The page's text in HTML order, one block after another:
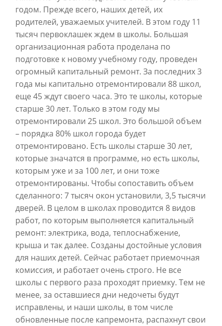
годом. Прежде всего, наших детей, их
родителей, уважаемых учителей. В этом году 11
тысяч первоклашек ждем в школы. Большая
организационная работа проделана по
подготовке к новому учебному году, проведен
огромный капитальный ремонт. За последних 3
года мы капитально отремонтировали 88 школ,
еще 45 ждут своего часа. Это те школы, которые
старше 30 лет. Только в этом году мы
отремонтировали 25 школ. Это большой объем
– порядка 80% школ города будет
отремонтировано. Есть школы старше 30 лет,
которые значатся в программе, но есть школы,
которым уже и за 100 лет, и они тоже
отремонтированы. Чтобы сопоставить объем
сделанного: 7 тысяч окон установили, 3,5 тысячи
дверей. В целом в школах проводится 8 видов
работ, по которым выполняется капитальный
ремонт: электрика, вода, теплоснабжение,
крыша и так далее. Созданы достойные условия
для наших детей. Сейчас работает приемочная
комиссия, и работает очень строго. Не все
школы с первого раза проходят приемку. Тем не
менее, за оставшиеся дни недочеты будут
исправлены, и наши школы, в том числе
обновленные после капремонта, распахнут свои